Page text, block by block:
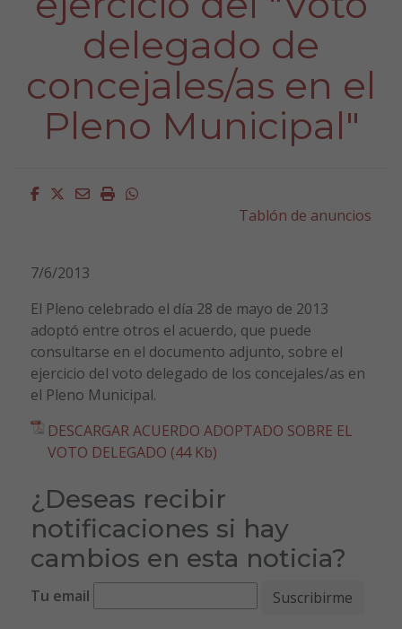
delegado de
concejales/as en el
Pleno Municipal"
Facebook
Twitter
EmailImprimirWhatsapp
Tablón de anuncios
7/6/2013
El Pleno celebrado el día 28 de mayo de 2013
adoptó entre otros el acuerdo, que puede
consultarse en el documento adjunto, sobre el
ejercicio del voto delegado de los concejales/as en
el Pleno Municipal.
DESCARGAR ACUERDO ADOPTADO SOBRE EL
VOTO DELEGADO (44 Kb)
¿Deseas recibir
notificaciones si hay
cambios en esta noticia?
Tu email